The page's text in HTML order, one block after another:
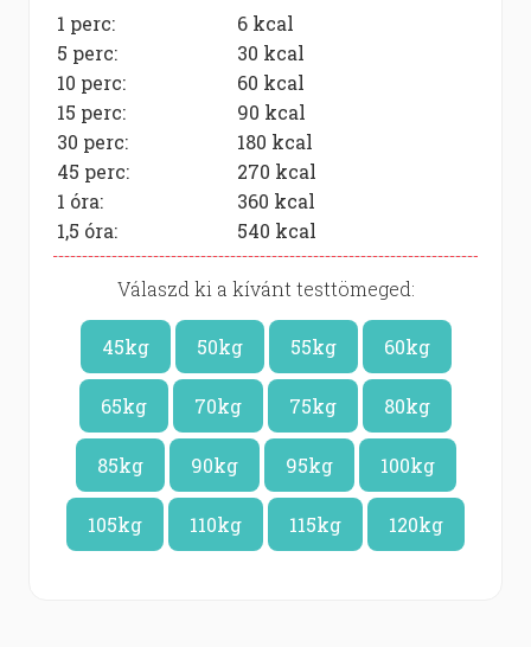
1 perc: 6 kcal
5 perc:
30 kcal
10 perc:
60 kcal
15 perc:
90 kcal
30 perc:
180 kcal
45 perc:
270 kcal
1 óra:
360 kcal
1,5 óra:
540 kcal
Válaszd ki a kívánt testtömeged:
45kg 50kg 55kg 60kg
65kg 70kg 75kg 80kg
85kg 90kg 95kg 100kg
105kg 110kg 115kg 120kg